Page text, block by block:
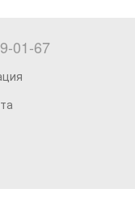
01-67